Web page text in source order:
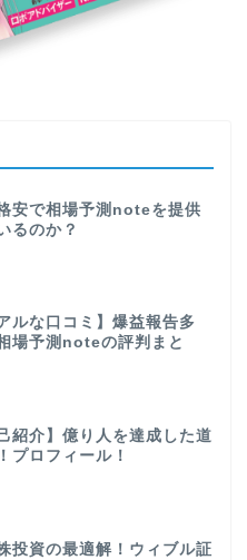
安で相場予測noteを提供
るのか？
ルな口コミ】爆益報告多
場予測noteの評判まと
紹介】億り人を達成した道
プロフィール！
投資の最適解！ウィブル証